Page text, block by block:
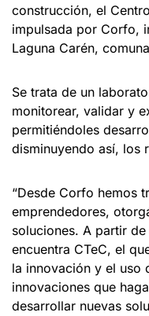
construcción, el
impulsada por Corfo,
Laguna Carén,
Se trata de un
monitorear, validar y
permitiéndoles
disminuyendo así, los
“Desde Corfo hemos
emprendedores,
soluciones. A partir
encuentra CTeC, el
la innovación y el uso
innovaciones que
desarrollar nuevas